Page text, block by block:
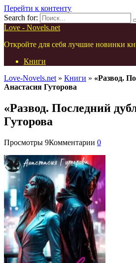
Перейти к контенту
Search for:
Love - Novels.net
Откройте для себя лучшие новинки
Книги
Love-Novels.net » Книги » «Развод.
Анастасия Гуторова
«Развод. Последний
Гуторова
Просмотры 9Комментарии 0